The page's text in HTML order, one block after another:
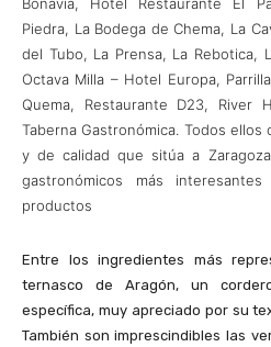
Bonavía, Hotel Restaurante El
Piedra, La Bodega de Chema, La
del Tubo, La Prensa, La Rebotica,
Octava Milla – Hotel Europa,
Quema, Restaurante D23, River
Taberna Gastronómica. Todos
y de calidad que sitúa a
gastronómicos más
productos
Entre los ingredientes más
ternasco de Aragón, un
específica, muy apreciado por su
También son imprescindibles las